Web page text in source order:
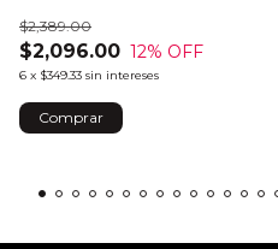
$2,096.00
$2,389.00
12% OFF
6 x $349.33 sin intereses